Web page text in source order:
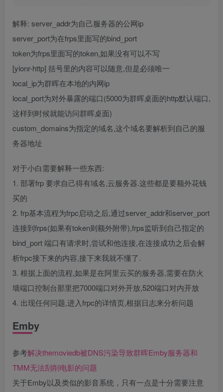
解释: server_addr为自己服务器的公网ip
server_port为在frps里面写的bind_port
token为frps里面写的token,如果没有可以不写
[yionr-http] 括号里的内容可以随意,但是必须唯一
local_ip为群晖在本地的内网ip
local_port为对外暴露的端口(5000为群晖桌面的http默认端口,
这样到时候就能访问群晖桌面)
custom_domains为指定的域名,这个域名要解析到自己的服
务器地址
对于小白需要解释一些东西:
1. 部署frp 要求自己得有域名,云服务器.这些都是要额外花钱
买的
2. frp基本流程为frpc启动之后,通过server_addr和server_port
连接到frps(如果有token则额外附带),frps监听到自己指定的
bind_port 端口有请求时,尝试和他连接,在连接成功之后会解
析frpc接下来的内容,接下来我就不懂了.
3. 根据上面的流程,如果是在阿里云买的服务器,需要在防火
墙端口控制台那里把7000端口对外开放,520端口对内开放
4. 出现任何问题,进入frpc的详情页,根据日志来分析问题
Emby
参考解决themoviedb被DNS污染导致群晖Emby服务器和
TMM无法刮削电影的问题
关于Emby以及类似的影音系统，只有一点是十分需要注意